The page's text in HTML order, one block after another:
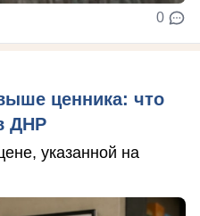
0
ценника: что
ДНР
указанной на